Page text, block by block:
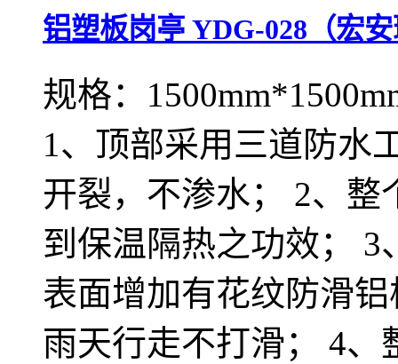
铝塑板岗亭 YDG-028（宏
规格：
1、顶部采用三道防水
开裂，不渗水； 2、
到保温隔热之功效；
表面增加有花纹防滑
雨天行走不打滑； 4